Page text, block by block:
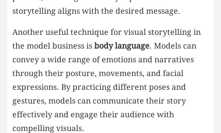
storytelling aligns with​ the desired message.
Another useful technique⁢ for⁣ visual⁢ storytelling in
the model business ⁢is body language. Models can
convey a wide range of emotions and narratives
through their posture, movements, ‍and facial
expressions. By practicing different poses and
gestures,‍ models can communicate their story
⁣effectively and engage their audience‌ with
compelling visuals.